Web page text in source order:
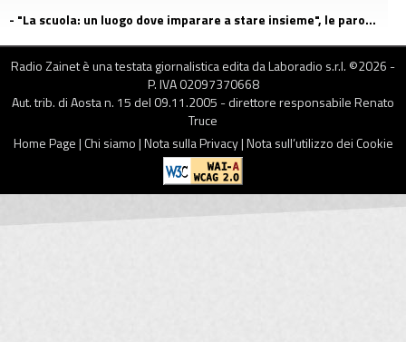
- "La scuola: un luogo dove imparare a stare insieme", le parole di Claudia Pratelli
Radio Zainet è una testata giornalistica edita da Laboradio s.r.l. ©2026 -
P. IVA 02097370668
Aut. trib. di Aosta n. 15 del 09.11.2005 - direttore responsabile Renato
Truce
Home Page|Chi siamo|Nota sulla Privacy|Nota sull’utilizzo dei Cookie